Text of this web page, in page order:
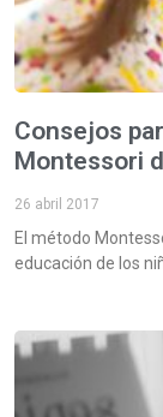
Consejos
Montessori
26 abril 2017
El método
educación de los